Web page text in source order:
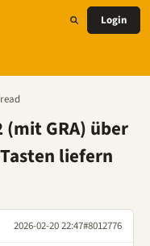
Login
(mit GRA) über
Tasten liefern
2026-02-20 22:47#8012776